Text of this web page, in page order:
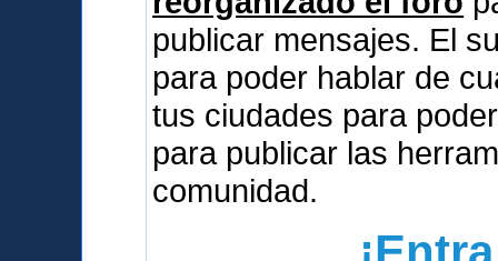
publicar mensajes. El
para poder hablar de
tus ciudades para
para publicar las
comunidad.